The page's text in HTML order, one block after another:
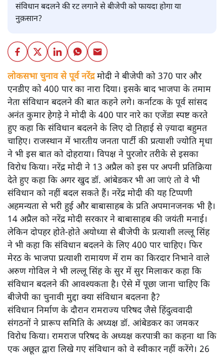
संविधान बदलने की रट लगाने से बीजेपी को फायदा होगा या
नुक़सान?
लोकसभा चुनाव से पूर्व नरेंद्रमोदी ने बीजेपी को 370 पार और
एनडीए को 400 पार का नारा दिया। इसके बाद भाजपा के तमाम
नेता संविधान बदलने की बात कहने लगे। कर्नाटक के पूर्व सांसद
अनंत कुमार हेगड़े ने मोदी के 400 पार नारे का एजेंडा स्पष्ट करते
हुए कहा कि संविधान बदलने के लिए दो तिहाई से ज़्यादा बहुमत
चाहिए। राजस्थान में भारतीय जनता पार्टी की प्रत्याशी ज्योति मृधा
ने भी इस बात को दोहराया। विपक्ष ने पुरजोर तरीके से इसका
विरोध किया। नरेंद्र मोदी ने 13 अप्रैल को इस पर अपनी प्रतिक्रिया
देते हुए कहा कि अगर खुद डॉ. आंबेडकर भी आ जाएं तो वे भी
संविधान को नहीं बदल सकते हैं। नरेंद्र मोदी की यह टिप्पणी
अहमन्यता से भरी हुई और बाबासाहब के प्रति अपमानजनक भी है।
14 अप्रैल को नरेंद्र मोदी सरकार ने बाबासाहब की जयंती मनाई।
लेकिन दोपहर होते-होते अयोध्या से बीजेपी के प्रत्याशी लल्लू सिंह
ने भी कहा कि संविधान बदलने के लिए 400 पार चाहिए। फिर
मेरठ के भाजपा प्रत्याशी रामायण में राम का किरदार निभाने वाले
अरुण गोविल ने भी लल्लू सिंह के सुर में सुर मिलाकर कहा कि
संविधान बदलने की आवश्यकता है। ऐसे में पूछा जाना चाहिए कि
बीजेपी का चुनावी मुद्दा क्या संविधान बदलना है?
संविधान निर्माण के दौरान रामराज्य परिषद जैसे हिंदुत्ववादी
संगठनों ने प्रारूप समिति के अध्यक्ष डॉ. आंबेडकर का जमकर
विरोध किया। रामराज परिषद के अध्यक्ष करपात्री का कहना था कि
एक अछूत द्वारा लिखे गए संविधान को वे स्वीकार नहीं करेंगे। 26